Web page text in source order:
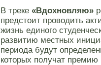
В треке «Вдохновляю»
предстоит проводить
жизнь единого
развитию местных
периода будут
которых получат премию